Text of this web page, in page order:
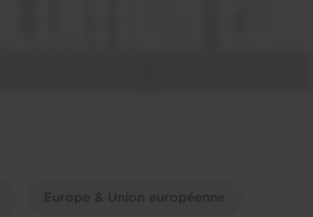
Europe & Union européenne